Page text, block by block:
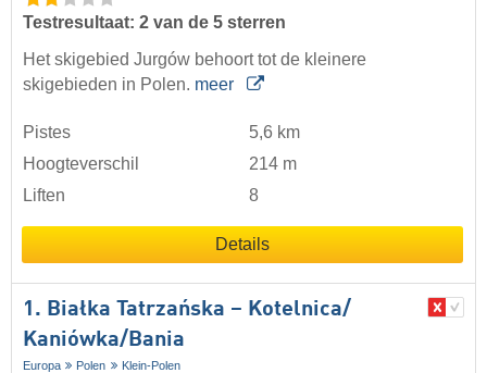
Testresultaat: 2 van de 5 sterren
Het skigebied Jurgów behoort tot de kleinere
skigebieden in Polen. meer
Pistes
5,6 km
Hoogteverschil
214 m
Liften
8
Details
1. Białka Tatrzańska – Kotelnica/​
Kaniówka/​Bania
Europa Polen Klein-Polen